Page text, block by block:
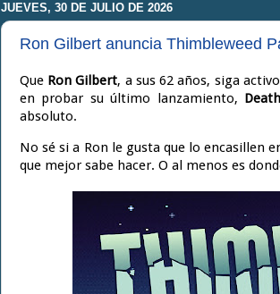
JUEVES, 30 DE JULIO DE 2026
Ron Gilbert anuncia Thimbleweed
Que Ron Gilbert, a sus 62 años, siga
en probar su último lanzamiento,
absoluto.
No sé si a Ron le gusta que lo encasillen
que mejor sabe hacer. O al menos es